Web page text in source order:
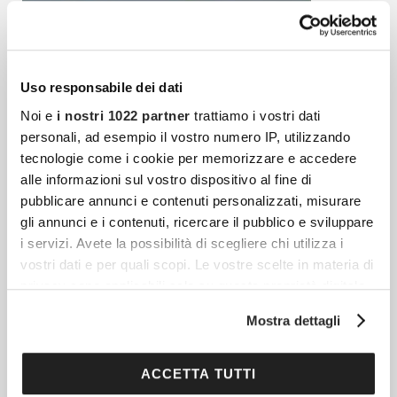
Uso responsabile dei dati
Noi e i nostri 1022 partner trattiamo i vostri dati
personali, ad esempio il vostro numero IP, utilizzando
tecnologie come i cookie per memorizzare e accedere
alle informazioni sul vostro dispositivo al fine di
pubblicare annunci e contenuti personalizzati, misurare
gli annunci e i contenuti, ricercare il pubblico e sviluppare
i servizi. Avete la possibilità di scegliere chi utilizza i
vostri dati e per quali scopi. Le vostre scelte in materia di
privacy sono applicabili solo su questa proprietà digitale
modificare o revocare il proprio consenso in qualsiasi
momento dalla Dichiarazione sui cookie o facendo clic
sull'icona di attivazione della privacy.
Mostra dettagli
ACCETTA TUTTI
Capodanno In Tunisia: Il Viaggio D’inverno Tra
Mediterraneo, Deserto E Antiche Civiltà